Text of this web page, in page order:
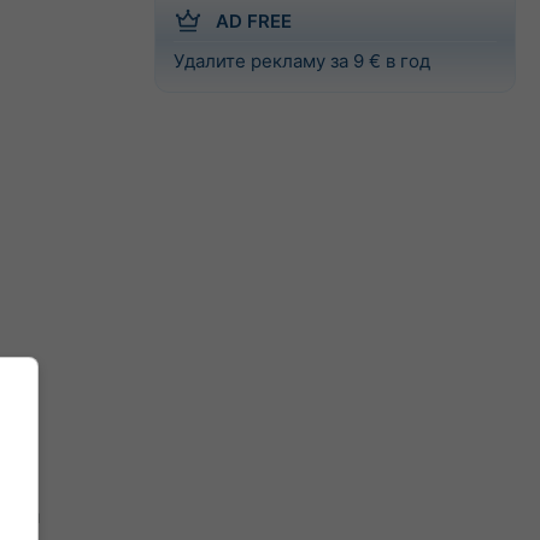
AD FREE
Удалите рекламу за 9 € в год